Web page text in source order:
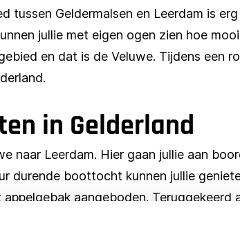
tussen Geldermalsen en Leerdam is
jullie met eigen ogen zien hoe
en dat is de Veluwe. Tijdens een
in Gelderland
naar Leerdam. Hier gaan jullie aan
durende boottocht kunnen jullie
aangeboden. Teruggekeerd
Hier worden jullie in restaurant